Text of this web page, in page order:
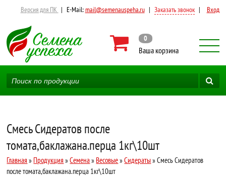
Версия для ПК | E-Mail:mail@semenauspeha.ru | Заказать звонок | Вход
0
Ваша корзина
Смесь Сидератов после
томата,баклажана.перца 1кг\10шт
Главная » Продукция »Семена» Весовые»Сидераты» Смесь Сидератов
после томата,баклажана.перца 1кг\10шт